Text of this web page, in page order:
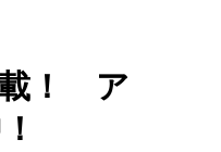
載！ ア